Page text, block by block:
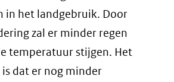
in het landgebruik. Door
zal er minder regen
temperatuur stijgen. Het
dat er nog minder